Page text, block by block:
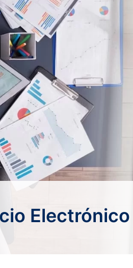
Electrónico